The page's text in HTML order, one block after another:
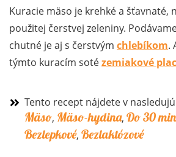
Kuracie mäso je krehké a šťavnaté,
použitej čerstvej zeleniny.
chutné je aj s čerstvým chlebíkom.
týmto kuracím sotézemiakové
Tento recept nájdete v
Mäso, Mäso-hydina, Do 30
Bezlepkové, Bezlaktózové